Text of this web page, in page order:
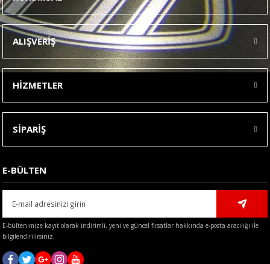
Görüş ve önerileriniz için teşekkür ederiz.
Ürün resmi kalitesiz, bozuk veya görüntülenemiyor.
Ürün açıklamasında eksik bilgiler bulunuyor.
Ürün bilgilerinde hatalar bulunuyor.
Ürün fiyatı diğer sitelerden daha pahalı.
Bu ürüne benzer farklı alternatifler olmalı.
Gönder
ALIŞVERİŞ
HİZMETLER
SİPARİŞ
E-BÜLTEN
E-bültenimize kayıt olarak indirimli, yeni ve güncel fırsatlar hakkında e-posta aracılığı ile
bilgilendirilirsiniz.